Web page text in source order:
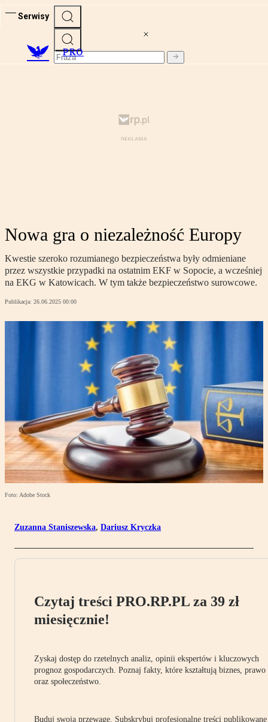
Serwisy
PRO
Nowa gra o niezależność Europy
Kwestie szeroko rozumianego bezpieczeństwa były odmieniane
przez wszystkie przypadki na ostatnim EKF w Sopocie, a wcześniej
na EKG w Katowicach. W tym także bezpieczeństwo surowcowe.
Publikacja: 26.06.2025 00:00
Foto: Adobe Stock
Zuzanna Staniszewska, Dariusz Kryczka
Czytaj treści PRO.RP.PL za 39 zł
miesięcznie!
Zyskaj dostęp do rzetelnych analiz, opinii ekspertów i kluczowych
prognoz gospodarczych. Poznaj fakty, które kształtują biznes, prawo
oraz społeczeństwo.
Buduj swoją przewagę. Subskrybuj profesjonalne treści publikowane